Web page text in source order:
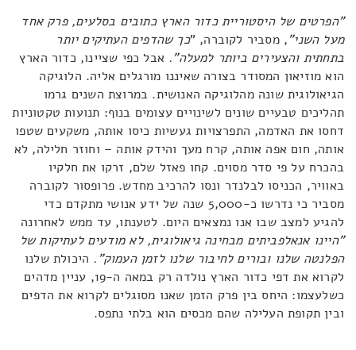
"הפרטים של היסטוריית כדור הארץ כתובים בסלעים, פרק אחד
מעל השני", מסביר לקוברה, "כך שהדפים העתיקים יותר
בתחתית והצעירים ביותר למעלה". אבל כפי שציינו, כדור הארץ
הוא מוזיאון המסודר בצורה שאיננו מורגלים אליה. הלוגיקה
הגיאולוגית שונה מהלוגיקה האנושית. במרוצת השנים גרמו
תהליכים טבעיים שונים לשינויים עצומים בנוף: תנועות טקטוניות
דחסו את האדמה, התפרצויות געשיות כיסו אותה, משקעים שטפו
אותה, חום אפה אותה, קרח מעך והידק אותה – וחוזר חלילה, לא
בהכרח על פי סדר מסוים. קחו פאזל שלם, זרקו את חלקיו
באוויר, הכניסו לבלנדר ונסו להרכיב מחדש. פרופסור לקוברה
מסביר כי נדרשו כ-5,000 שנה של ידע אנושי מתקדם כדי
להגיע למצב שבו אנו נמצאים היום. לטענתו, עד ממש לאחרונה
"היינו אנאלפביתים מבחינה גיאולוגית, לא מודעים לעתיקות של
הפלנטה שלנו ובורים לחיבור שלנו לזמן העמוק". היכולת שלנו
לקרוא את דפי כדור הארץ נולדה רק במאה ה-19, עניין מדהים
כשלעצמו: היחס בין פרק הזמן שאנו מסוגלים לקרוא את הדפים
ובין תקופת העלילה שהם מכסים הוא בלתי נתפס.